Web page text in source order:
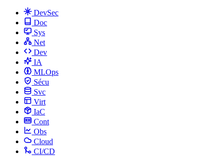
DevSec
Doc
Sys
Net
Dev
IA
MLOps
Sécu
Svc
Virt
IaC
Cont
Obs
Cloud
CI/CD